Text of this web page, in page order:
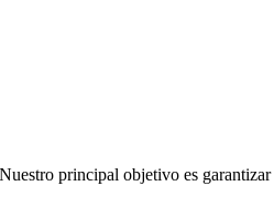
principal objetivo es garantizar